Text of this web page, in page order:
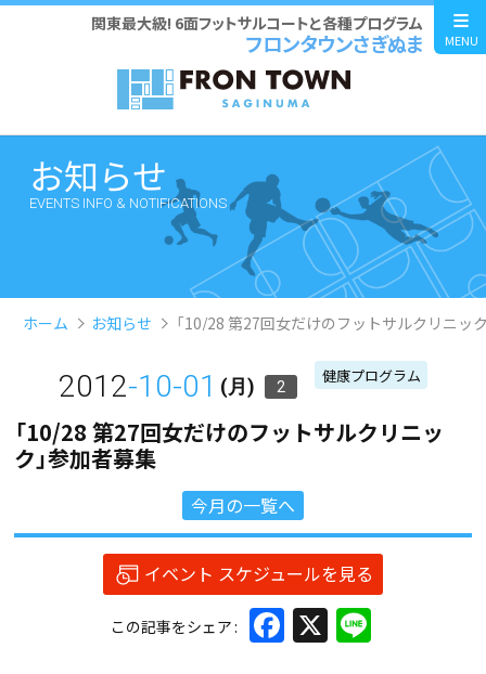
関東最大級! 6面フットサルコートと各種プログラム
フロンタウンさぎぬま MENU
お知らせ
EVENTS INFO & NOTIFICATIONS
ホーム お知らせ 「10/28 第27回女だけのフットサルクリニッ
2012-10-01 (月) 2
健康プログラム
「10/28 第27回女だけのフットサルクリニッ
ク」参加者募集
今月の一覧へ
イベント スケジュールを見る
この記事をシェア Facebook
X